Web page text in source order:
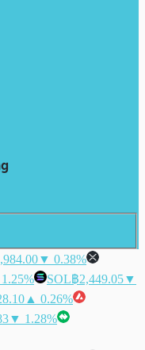
▼ 0.38%
SOL฿2,449.05▼
▲ 0.26%
▼ 1.28%